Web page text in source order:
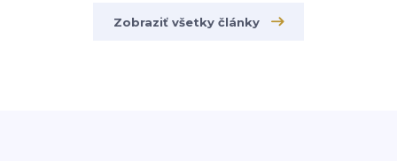
Zobraziť všetky články